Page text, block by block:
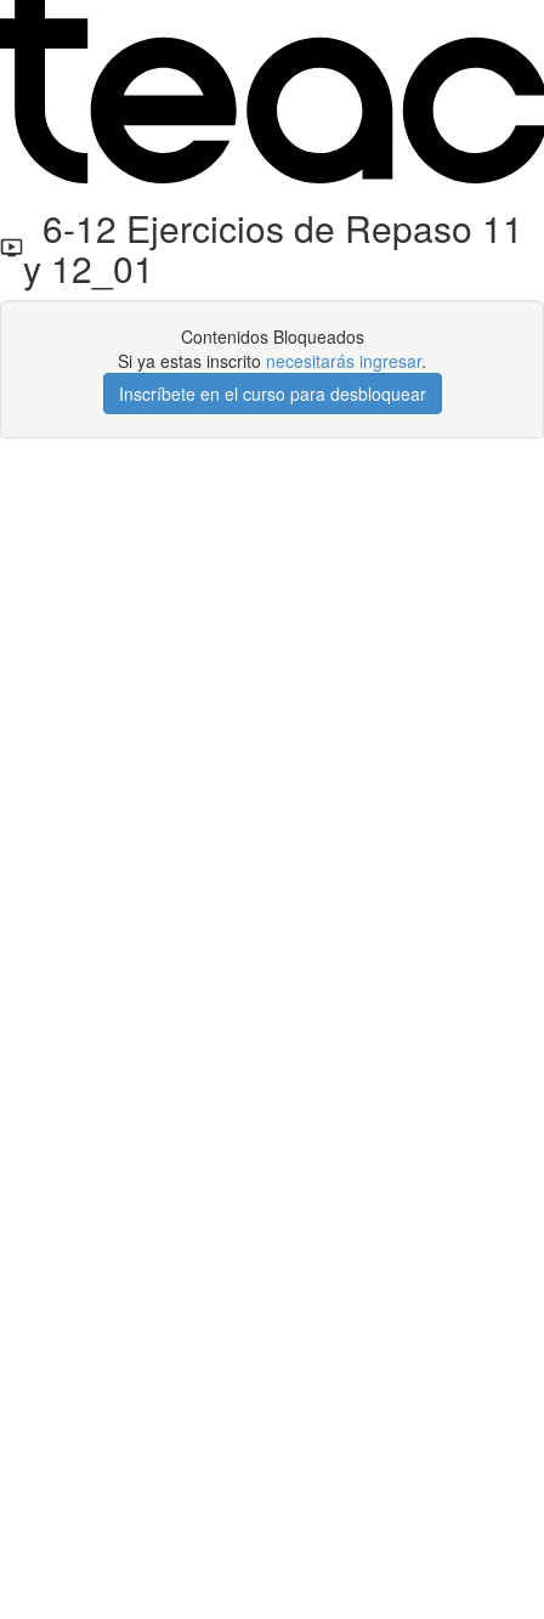
6-12 Ejercicios de Repaso 11
y 12_01
Contenidos Bloqueados
Si ya estas inscrito necesitarás ingresar.
Inscríbete en el curso para desbloquear